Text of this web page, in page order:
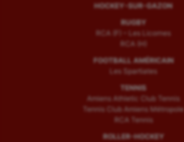
HOCKEY-SUR-GAZON
RUGBY
RCA (F) – Les Licornes
RCA (H)
FOOTBALL AMÉRICAIN
Les Spartiates
TENNIS
Amiens Athletic Club Tennis
Tennis Club Amiens Métropole
RCA Tennis
ROLLER-HOCKEY